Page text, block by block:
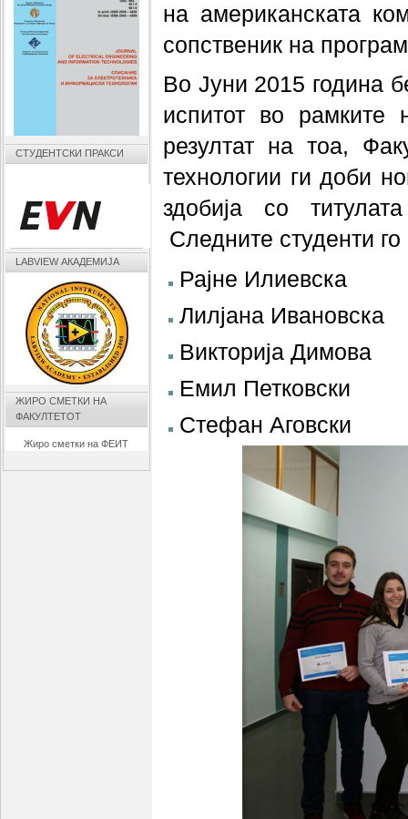
на американската
сопственик на
Во Јуни 2015 година
испитот во рамките
резултат на тоа,
технологии ги доби
здобија со
Следните студенти
Рајне Илиевска
Лилјана Ивановска
Викторија Димова
Емил Петковски
Стефан Аговски
СТУДЕНТСКИ ПРАКСИ
LABVIEW АКАДЕМИЈА
ЖИРО СМЕТКИ НА
ФАКУЛТЕТОТ
Жиро сметки на ФЕИТ